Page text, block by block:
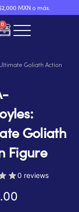
MXN o más.
0
Goliath Action
Goliath
Figure
0 reviews